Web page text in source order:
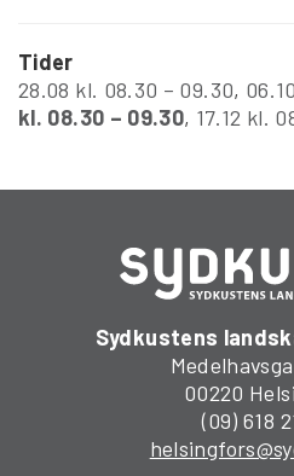
Tider
28.08 kl. 08.30 – 09.30,
kl. 08.30 – 09.30, 17.12 kl.
Sydkustens
00220
(09) 618